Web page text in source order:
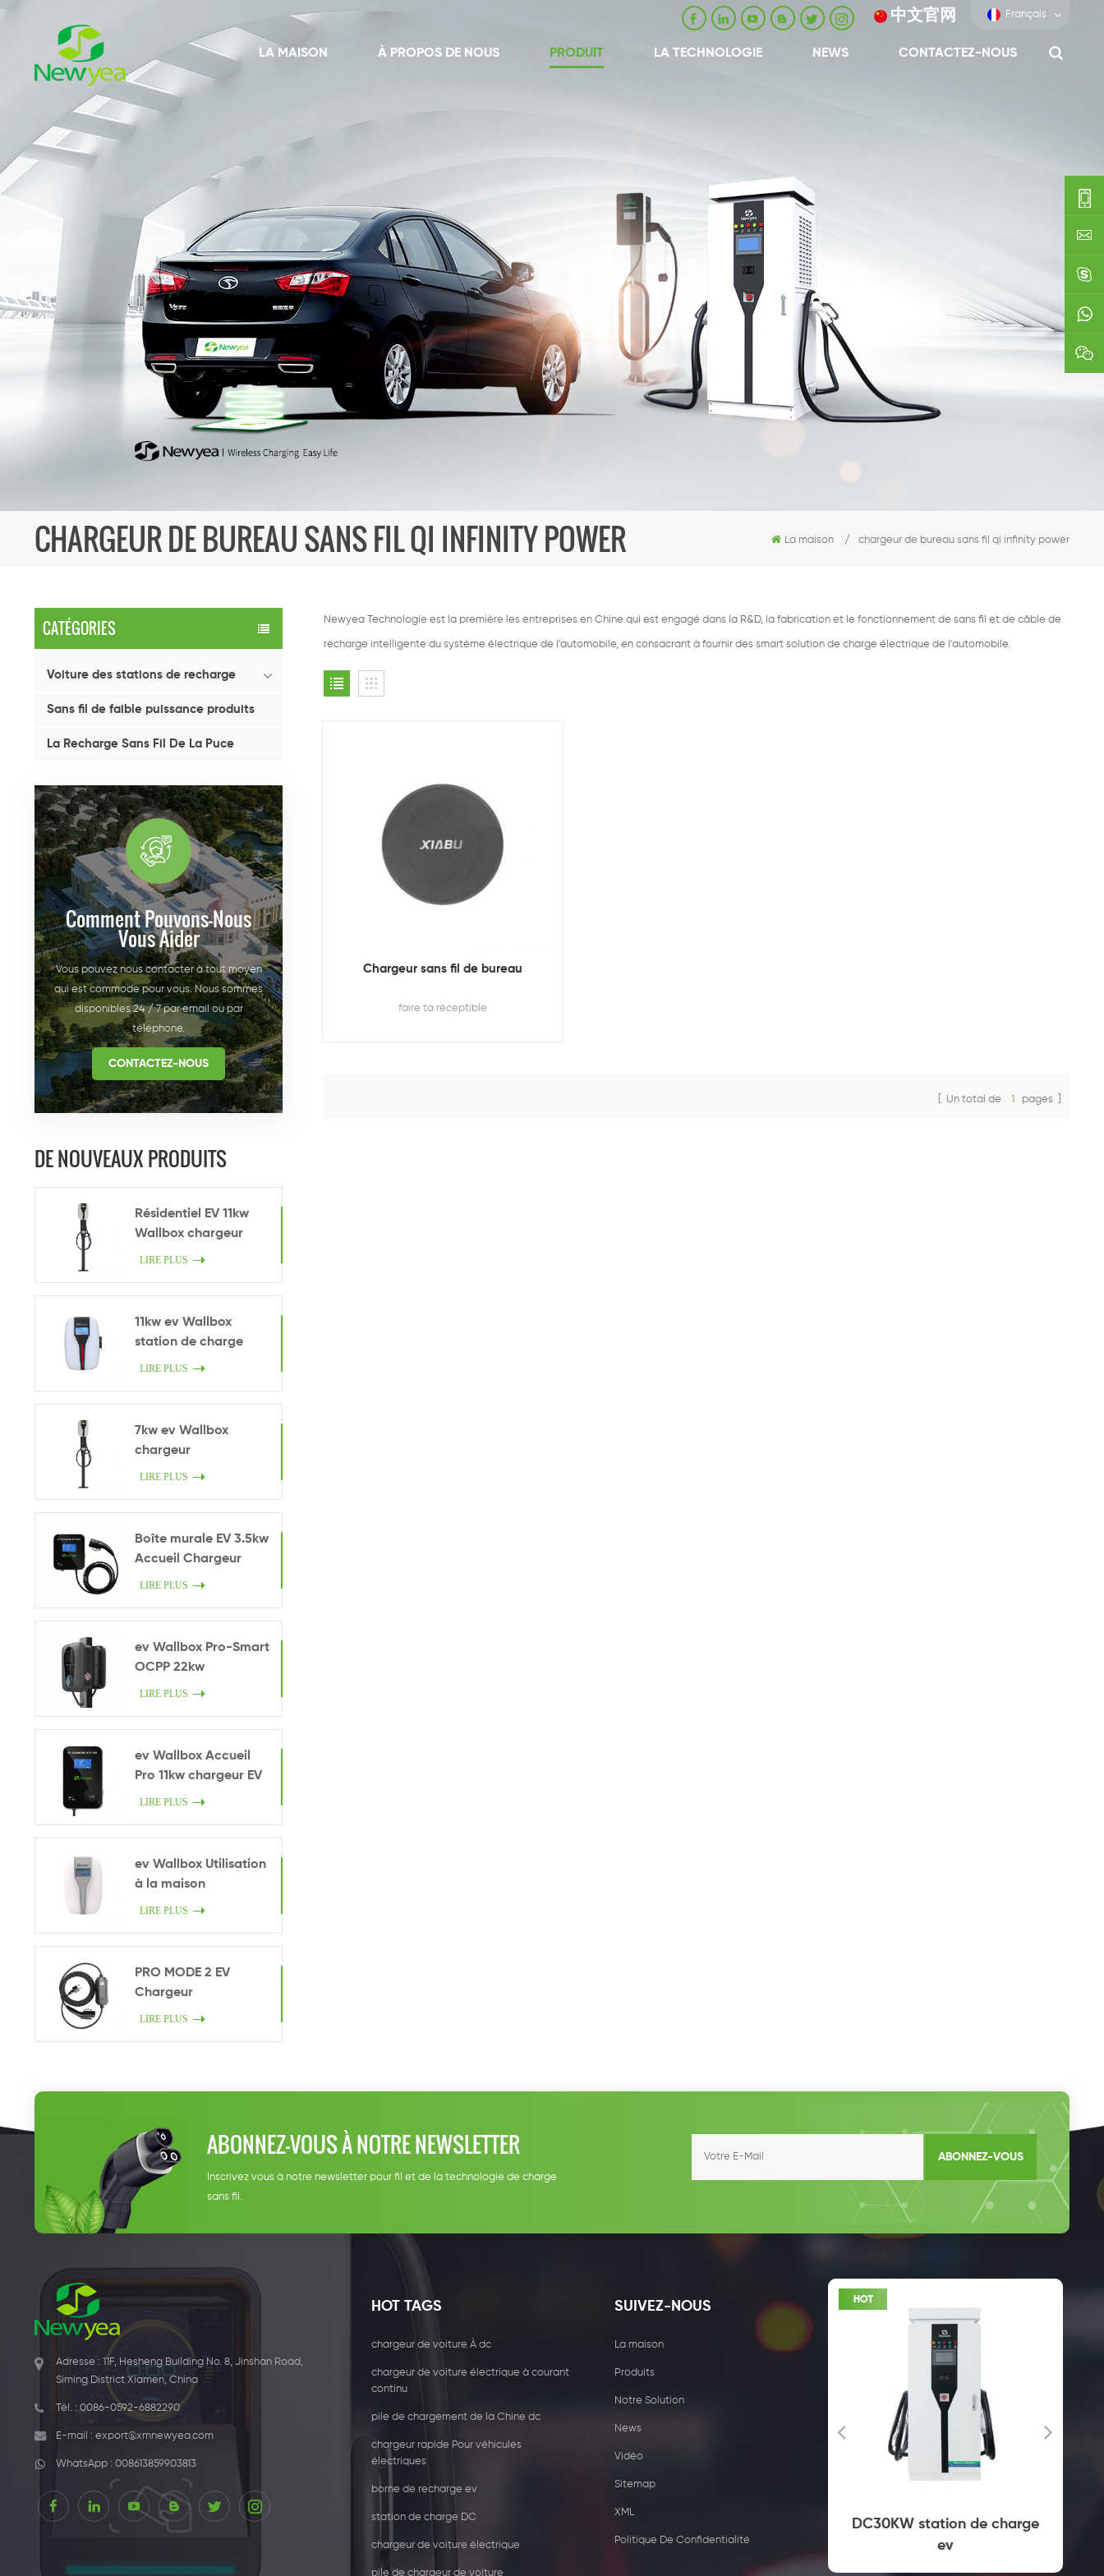
中文官网 Français
LA MAISON À PROPOS DE NOUS PRODUIT LA TECHNOLOGIE NEWS CONTACTEZ-NOUS
CHARGEUR DE BUREAU SANS FIL QI INFINITY POWER La maison / chargeur de bureau sans fil qi infinity power
CATÉGORIES
Voiture des stations de recharge
Sans fil de faible puissance produits
La Recharge Sans Fil De La Puce
Comment Pouvons-Nous
Vous Aider
Vous pouvez nous contacter à tout moyen
qui est commode pour vous. Nous sommes
disponibles 24 / 7 par email ou par
téléphone.
CONTACTEZ-NOUS
DE NOUVEAUX PRODUITS
Résidentiel EV 11kw
Wallbox chargeur
LIRE PLUS
11kw ev Wallbox
station de charge
LIRE PLUS
7kw ev Wallbox
chargeur
LIRE PLUS
Boîte murale EV 3.5kw
Accueil Chargeur
intelligent
LIRE PLUS
ev Wallbox Pro-Smart
OCPP 22kw
LIRE PLUS
ev Wallbox Accueil
Pro 11kw chargeur EV
LIRE PLUS
ev Wallbox Utilisation
à la maison
LIRE PLUS
PRO MODE 2 EV
Chargeur
LIRE PLUS
Newyea Technologie est la première les entreprises en Chine qui est engagé dans la R&D, la fabrication et le fonctionnement de sans fil et de câble de
recharge intelligente du système électrique de l'automobile, en consacrant à fournir des smart solution de charge électrique de l'automobile.
Chargeur sans fil de bureau
faire ta réceptible
[ Un total de 1 pages ]
ABONNEZ-VOUS À NOTRE NEWSLETTER
Inscrivez vous à notre newsletter pour fil et de la technologie de charge
sans fil.
ABONNEZ-VOUS
Adresse : 11F, Hesheng Building No. 8, Jinshan Road,
Siming District Xiamen, China
Tél. : 0086-0592-6882290
E-mail : export@xmnewyea.com
WhatsApp : 008613859903813
HOT TAGS
chargeur de voiture À dc
chargeur de voiture électrique à courant
continu
pile de chargement de la Chine dc
chargeur rapide Pour véhicules
électriques
borne de recharge ev
station de charge DC
chargeur de voiture électrique
pile de chargeur de voiture
SUIVEZ-NOUS
La maison
Produits
Notre Solution
News
Vidéo
Sitemap
XML
Politique De Confidentialité
15W récepteur de chargeur
sans fil
avec deux type2 prise
DC30KW station de charge
ev
0086-
0592-